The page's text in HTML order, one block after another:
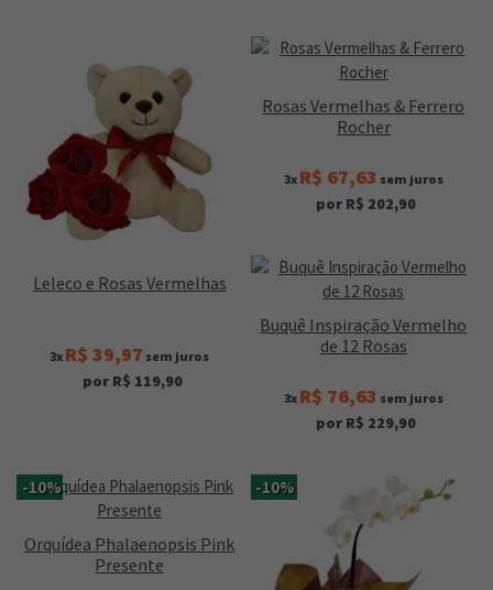
Leleco e Rosas Vermelhas
3x R$ 39,97 sem juros
por R$ 119,90
Rosas Vermelhas & Ferrero
Rocher
3x R$ 67,63 sem juros
por R$ 202,90
Buquê Inspiração Vermelho
de 12 Rosas
3x R$ 76,63 sem juros
por R$ 229,90
-10%
Orquídea Phalaenopsis Pink
Presente
-10%